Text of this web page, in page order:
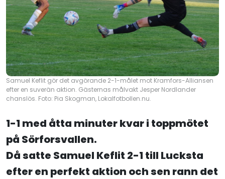
Samuel Keflit gör det avgörande 2-1-målet mot Kramfors-Alliansen
efter en suverän aktion. Gästernas målvakt Jesper Nordlander
chanslös. Foto: Pia Skogman, Lokalfotbollen.nu.
1-1 med åtta minuter kvar i toppmötet
på Sörforsvallen.
Då satte Samuel Keflit 2-1 till Lucksta
efter en perfekt aktion och sen rann det